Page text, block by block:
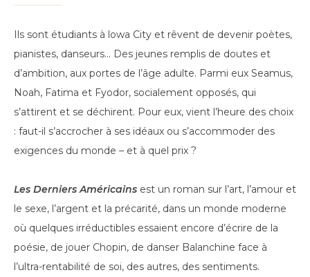
Ils sont étudiants à lowa City et rêvent de devenir poètes,
pianistes, danseurs… Des jeunes remplis de doutes et
d’ambition, aux portes de l’âge adulte. Parmi eux Seamus,
Noah, Fatima et Fyodor, socialement opposés, qui
s’attirent et se déchirent. Pour eux, vient l’heure des choix
: faut-il s’accrocher à ses idéaux ou s’accommoder des
exigences du monde – et à quel prix ?
Les Derniers Américains est un roman sur l’art, l’amour et
le sexe, l’argent et la précarité, dans un monde moderne
où quelques irréductibles essaient encore d’écrire de la
poésie, de jouer Chopin, de danser Balanchine face à
l’ultra-rentabilité de soi, des autres, des sentiments.